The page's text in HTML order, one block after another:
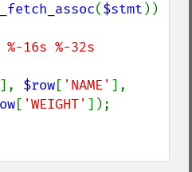
($stmt ))
%-16s %-32s
], $row[ 'NAME'
[ 'WEIGHT' ]);